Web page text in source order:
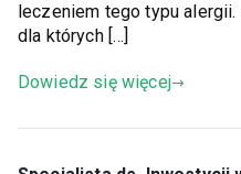
leczeniem tego typu
dla których […]
Dowiedz się więcej